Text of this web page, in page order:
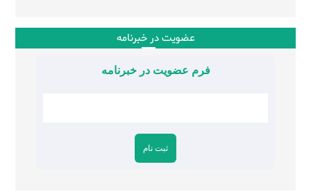
عضویت در خبرنامه
فرم عضویت در خبرنامه